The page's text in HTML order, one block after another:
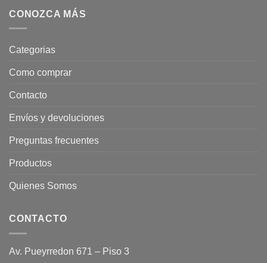
CONOZCA MÁS
Categorias
Como comprar
Contacto
Envíos y devoluciones
Preguntas frecuentes
Productos
Quienes Somos
CONTACTO
Av. Pueyrredon 671 – Piso 3